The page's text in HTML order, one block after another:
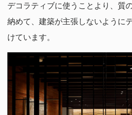
デコラティブに使うことより、質
納めて、建築が主張しないように
けています。